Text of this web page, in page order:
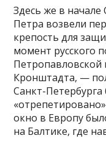
Здесь же в
Петра возвели
крепость для
момент русского
Петропавловской
Кронштадта, —
Санкт-
окно в Европу
на Балтике, где